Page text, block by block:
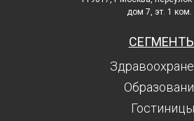
дом 7, эт. 1 ком.
Гостиницы